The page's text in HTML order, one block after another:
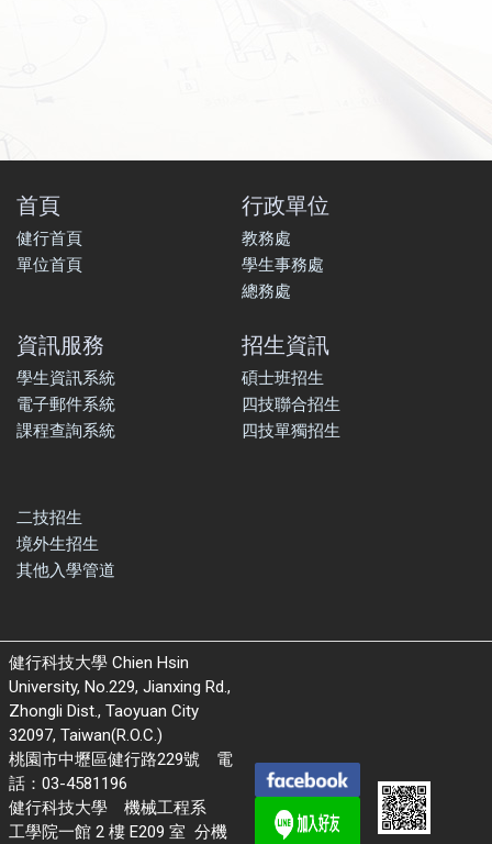
首頁
健行首頁
單位首頁
行政單位
教務處
學生事務處
總務處
資訊服務
學生資訊系統
電子郵件系統
課程查詢系統
招生資訊
碩士班招生
四技聯合招生
四技單獨招生
二技招生
境外生招生
其他入學管道
健行科技大學 Chien Hsin
University, No.229, Jianxing Rd.,
Zhongli Dist., Taoyuan City
32097, Taiwan(R.O.C.)
桃園市中壢區健行路229號 電
話：03-4581196
健行科技大學 機械工程系
工學院一館 2 樓 E209 室 分機